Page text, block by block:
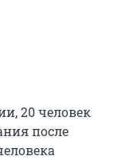
20 человек
после